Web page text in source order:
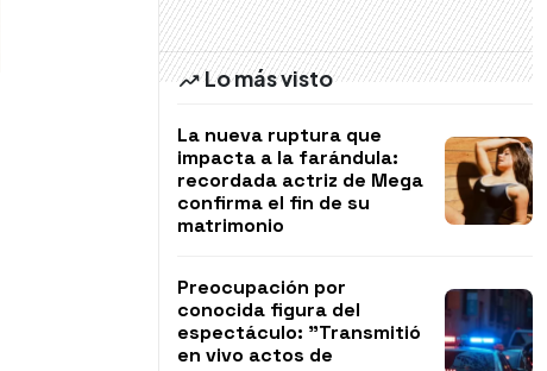
Lo más visto
La nueva ruptura que
impacta a la farándula:
recordada actriz de Mega
confirma el fin de su
matrimonio
Preocupación por
conocida figura del
espectáculo: "Transmitió
en vivo actos de